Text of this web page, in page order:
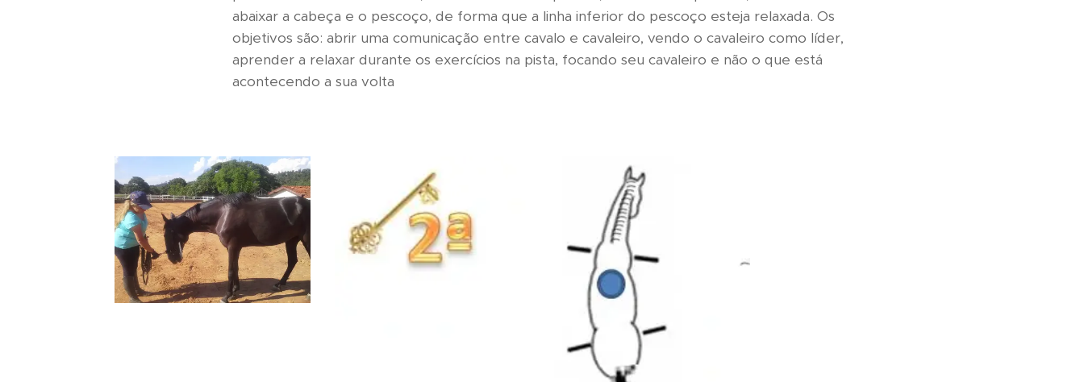
abaixar a cabeça e o pescoço, de forma que a linha inferior do pescoço esteja relaxada. Os
objetivos são: abrir uma comunicação entre cavalo e cavaleiro, vendo o cavaleiro como líder,
aprender a relaxar durante os exercícios na pista, focando seu cavaleiro e não o que está
acontecendo a sua volta